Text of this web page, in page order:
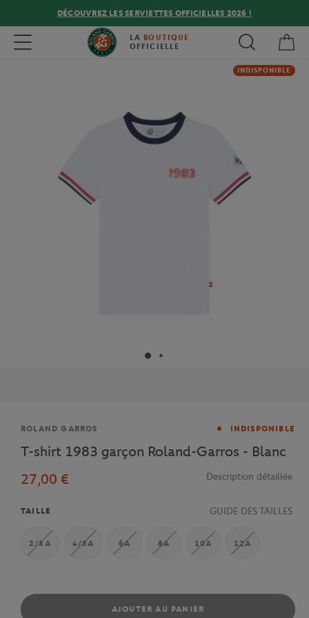
DÉCOUVREZ LES SERVIETTES OFFICIELLES 2026 !
Toggle navigation LA BOUTIQUE
OFFICIELLE
INDISPONIBLE
Marque
ROLAND GARROS INDISPONIBLE
T-shirt 1983 garçon Roland-Garros - Blanc
27,00 €
Description détaillée
TAILLE GUIDE DES TAILLES
2/3A 4/5A 6A 8A 10A 12A
AJOUTER AU PANIER